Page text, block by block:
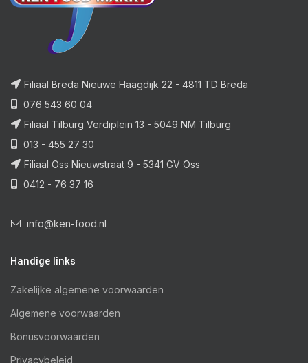
Filiaal Breda Nieuwe Haagdijk 22 - 4811 TD Breda
076 543 60 04
Filiaal Tilburg Verdiplein 13 - 5049 NM Tilburg
013 - 455 27 30
Filiaal Oss Nieuwstraat 9 - 5341 GV Oss
0412 - 76 37 16
info@ken-food.nl
Handige links
Zakelijke algemene voorwaarden
Algemene voorwaarden
Bonusvoorwaarden
Privacybeleid